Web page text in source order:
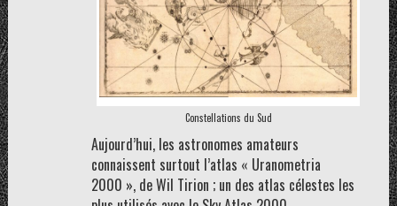
Constellations du Sud
Aujourd’hui, les astronomes amateurs
connaissent surtout l’atlas « Uranometria
2000 », de Wil Tirion ; un des atlas célestes les